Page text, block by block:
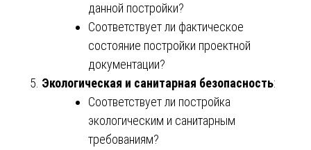
данной постройки?
Соответствует ли фактическое
состояние постройки проектной
документации?
Экологическая и санитарная безопасность:
Соответствует ли постройка
экологическим и санитарным
требованиям?